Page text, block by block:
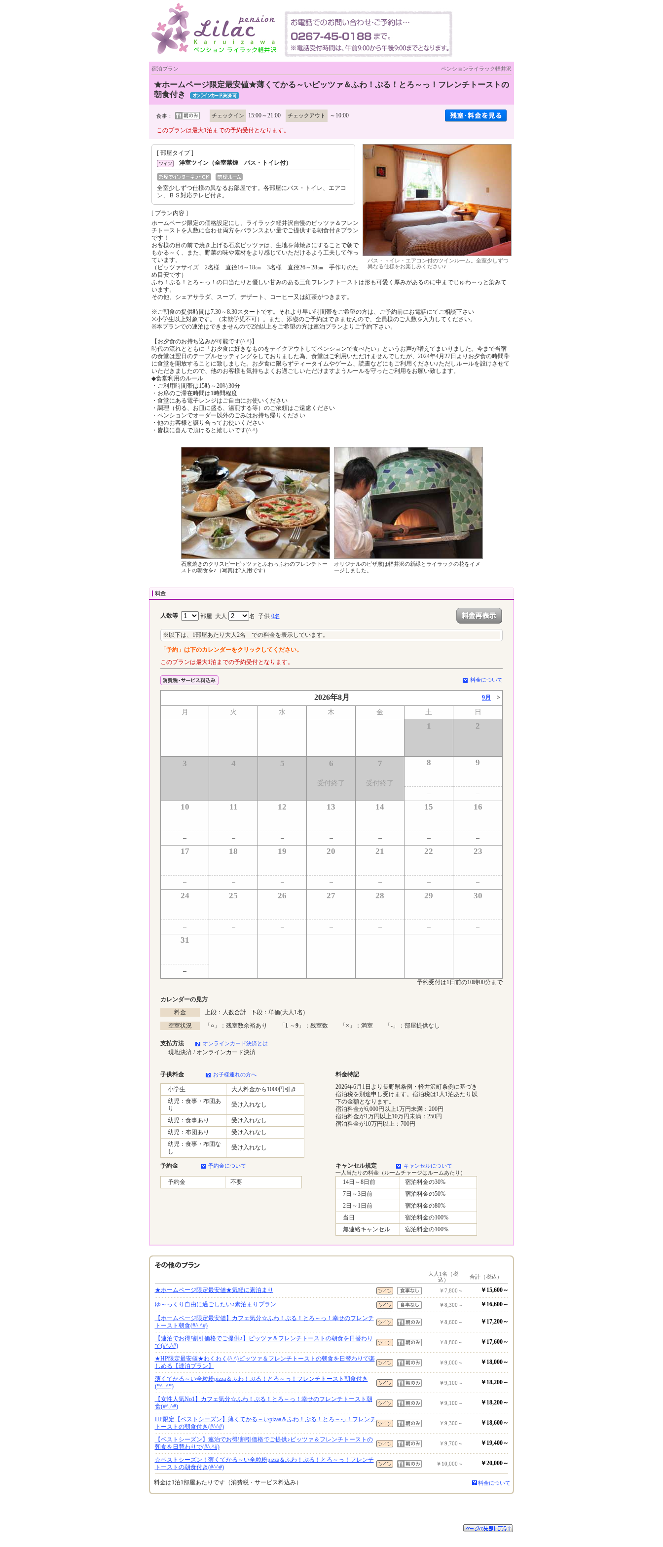
宿泊プラン ペンションライラック軽井沢
★ホームページ限定最安値★薄くてかる～いピッツァ＆ふわ！ぷる！とろ～っ！フレンチトーストの
朝食付き
食事： チェックイン 15:00～21:00 チェックアウト ～10:00
このプランは最大1泊までの予約受付となります。
[ 部屋タイプ ]
洋室ツイン（全室禁煙 バス・トイレ付）
全室少しずつ仕様の異なるお部屋です。各部屋にバス・トイレ、エアコ
ン、ＢＳ対応テレビ付き。
バス・トイレ・エアコン付のツインルーム。全室少しずつ
異なる仕様をお楽しみください♪
[ プラン内容 ]
ホームページ限定の価格設定にし、ライラック軽井沢自慢のピッツァ＆フレン
チトーストを人数に合わせ両方をバランスよい量でご提供する朝食付きプラン
です！
お客様の目の前で焼き上げる石窯ピッツァは、生地を薄焼きにすることで朝で
もかる～く、また、野菜の味や素材をより感じていただけるよう工夫して作っ
ています。
（ピッツァサイズ 2名様 直径16～18㎝ 3名様 直径26～28㎝ 手作りのた
め目安です）
ふわ！ぷる！とろ～っ！の口当たりと優しい甘みのある三角フレンチトーストは形も可愛く厚みがあるのに中までじゅわ～っと染みて
います。
その他、シェアサラダ、スープ、デザート、コーヒー又は紅茶がつきます。
※ご朝食の提供時間は7:30～8:30スタートです。それより早い時間帯をご希望の方は、ご予約前にお電話にてご相談下さい
※小学生以上対象です。（未就学児不可）。また、添寝のご予約はできませんので、全員様のご人数を入力してください。
※本プランでの連泊はできませんので2泊以上をご希望の方は連泊プランよりご予約下さい。
【お夕食のお持ち込みが可能です(^.^)】
時代の流れとともに「お夕食に好きなものをテイクアウトしてペンションで食べたい」というお声が増えてまいりました。今まで当宿
の食堂は翌日のテーブルセッティングをしておりました為、食堂はご利用いただけませんでしたが、2024年4月27日よりお夕食の時間帯
に食堂を開放することに致しました。お夕食に限らずティータイムやゲーム、読書などにもご利用ください♪ただしルールを設けさせて
いただきましたので、他のお客様も気持ちよくお過ごしいただけますようルールを守ったご利用をお願い致します。
◆食堂利用のルール
・ご利用時間帯は15時～20時30分
・お席のご滞在時間は1時間程度
・食堂にある電子レンジはご自由にお使いください
・調理（切る、お皿に盛る、湯煎する等）のご依頼はご遠慮ください
・ペンションでオーダー以外のごみはお持ち帰りください
・他のお客様と譲り合ってお使いください
・皆様に喜んで頂けると嬉しいです(^.^)
石窯焼きのクリスピーピッツァとふわっふわのフレンチトー
ストの朝食を♪（写真は2人用です）
オリジナルのピザ窯は軽井沢の新緑とライラックの花をイメ
ージしました。
人数等 部屋 大人 名 子供 0名
※以下は、1部屋あたり大人2名 での料金を表示しています。
「予約」は下のカレンダーをクリックしてください。
このプランは最大1泊までの予約受付となります。
料金について
2026年8月 9月 >
月 火 水 木 金 土 日
1 2
3 4 5 6
受付終了
7
受付終了
8 9
10 11 12 13 14 15 16
17 18 19 20 21 22 23
24 25 26 27 28 29 30
31
予約受付は1日前の10時00分まで
カレンダーの見方
料金
上段：人数合計 下段：単価(大人1名)
空室状況
「○ 」：残室数余裕あり 「1 ～9 」：残室数 「× 」：満室 「-」：部屋提供なし
支払方法 オンラインカード決済とは
現地決済 / オンラインカード決済
子供料金 お子様連れの方へ 料金特記
小学生
大人料金から1000円引き
幼児：食事・布団あ
り
受け入れなし
幼児：食事あり
受け入れなし
幼児：布団あり
受け入れなし
幼児：食事・布団な
し
受け入れなし
2026年6月1日より長野県条例・軽井沢町条例に基づき
宿泊税を別途申し受けます。宿泊税は1人1泊あたり以
下の金額となります。
宿泊料金が6,000円以上1万円未満：200円
宿泊料金が1万円以上10万円未満：250円
宿泊料金が10万円以上：700円
予約金 予約金について キャンセル規定
キャンセルについて
一人当たりの料金（ルームチャージはルームあたり）
予約金 不要 14日～8日前
宿泊料金の30%
7日～3日前
宿泊料金の50%
2日～1日前
宿泊料金の80%
当日
宿泊料金の100%
無連絡キャンセル
宿泊料金の100%
大人1名（税
込）
合計（税込）
★ホームページ限定最安値★気軽に素泊まり ￥7,800～ ￥15,600～
ゆ～っくり自由に過ごしたい♪素泊まりプラン ￥8,300～
￥16,600～
【ホームページ限定最安値】カフェ気分☆ふわ！ぷる！とろ～っ！幸せのフレンチ
トースト朝食(#^.^#)
￥8,600～ ￥17,200～
【連泊でお得!割引価格でご提供♪】ピッツァ＆フレンチトーストの朝食を日替わり
で(#^.^#)
￥8,800～ ￥17,600～
★HP限定最安値★わくわく(^.^)ピッツァ＆フレンチトーストの朝食を日替わりで楽
しめる【連泊プラン】
￥9,000～ ￥18,000～
薄くてかる～い全粒粉pizza＆ふわ！ぷる！とろ～っ！フレンチトースト朝食付き
(*^_^*)
￥9,100～ ￥18,200～
【女性人気No1】カフェ気分☆ふわ！ぷる！とろ～っ！幸せのフレンチトースト朝
食(#^.^#)
￥9,100～ ￥18,200～
HP限定【ベストシーズン】薄くてかる～いpizaa＆ふわ！ぷる！とろ～っ！フレンチ
トーストの朝食付き(#^^#)
￥9,300～ ￥18,600～
【ベストシーズン】連泊でお得!割引価格でご提供♪ピッツァ＆フレンチトーストの
朝食を日替わりで(#^.^#)
￥9,700～ ￥19,400～
☆ベストシーズン！薄くてかる～い全粒粉pizza＆ふわ！ぷる！とろ～っ！フレンチ
トーストの朝食付き(#^^#)
￥10,000～ ￥20,000～
料金は1泊1部屋あたりです（消費税・サービス料込み） 料金について